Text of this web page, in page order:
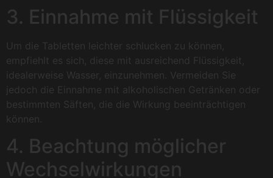
3. Einnahme mit Flüssigkeit
Um die Tabletten leichter schlucken zu können,
empfiehlt es sich, diese mit ausreichend Flüssigkeit,
idealerweise Wasser, einzunehmen. Vermeiden Sie
jedoch die Einnahme mit alkoholischen Getränken oder
bestimmten Säften, die die Wirkung beeinträchtigen
können.
4. Beachtung möglicher
Wechselwirkungen